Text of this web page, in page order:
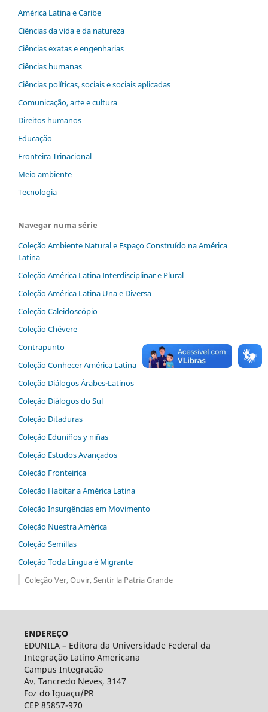
América Latina e Caribe
Ciências da vida e da natureza
Ciências exatas e engenharias
Ciências humanas
Ciências políticas, sociais e sociais aplicadas
Comunicação, arte e cultura
Direitos humanos
Educação
Fronteira Trinacional
Meio ambiente
Tecnologia
Navegar numa série
Coleção Ambiente Natural e Espaço Construído na América
Latina
Coleção América Latina Interdisciplinar e Plural
Coleção América Latina Una e Diversa
Coleção Caleidoscópio
Coleção Chévere
Contrapunto
Coleção Conhecer América Latina
Coleção Diálogos‬ ‭Árabes-Latinos
Coleção Diálogos do Sul
Coleção Ditaduras
Coleção Eduniños y niñas
Coleção Estudos Avançados
Coleção Fronteiriça
Coleção Habitar‬ ‭a‬ ‭América‬ ‭Latina‬
Coleção Insurgências em Movimento
Coleção Nuestra América
Coleção Semillas
Coleção Toda Língua é Migrante
Coleção Ver, Ouvir, Sentir la Patria Grande
ENDEREÇO
EDUNILA – Editora da Universidade Federal da
Integração Latino Americana
Campus Integração
Av. Tancredo Neves, 3147
Foz do Iguaçu/PR
CEP 85857-970